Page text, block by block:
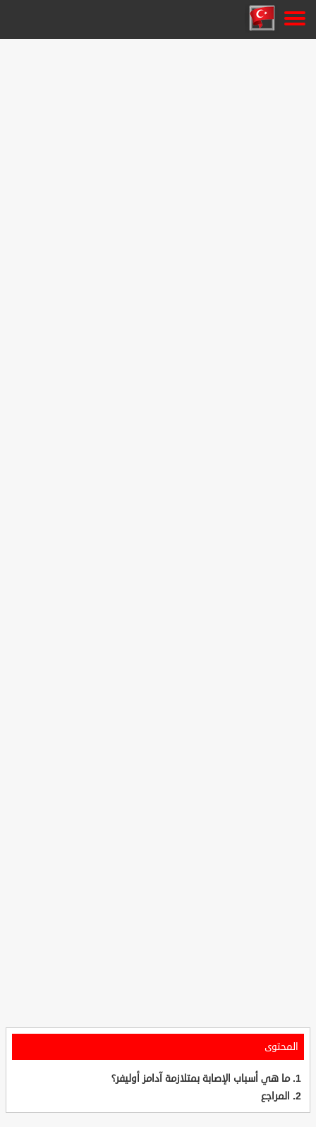
المحتوى
ما هي أسباب الإصابة بمتلازمة آدامز أوليفر؟
المراجع